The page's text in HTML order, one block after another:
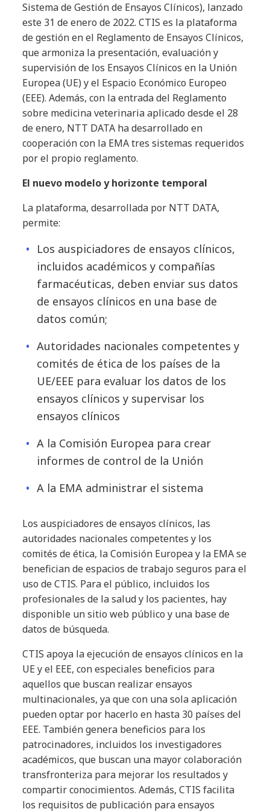
Sistema de Gestión de Ensayos Clínicos), lanzado
este 31 de enero de 2022. CTIS es la plataforma
de gestión en el Reglamento de Ensayos Clínicos,
que armoniza la presentación, evaluación y
supervisión de los Ensayos Clínicos en la Unión
Europea (UE) y el Espacio Económico Europeo
(EEE). Además, con la entrada del Reglamento
sobre medicina veterinaria aplicado desde el 28
de enero, NTT DATA ha desarrollado en
cooperación con la EMA tres sistemas requeridos
por el propio reglamento.
El nuevo modelo y horizonte temporal
La plataforma, desarrollada por NTT DATA,
permite:
Los auspiciadores de ensayos clínicos,
incluidos académicos y compañías
farmacéuticas, deben enviar sus datos
de ensayos clínicos en una base de
datos común;
Autoridades nacionales competentes y
comités de ética de los países de la
UE/EEE para evaluar los datos de los
ensayos clínicos y supervisar los
ensayos clínicos
A la Comisión Europea para crear
informes de control de la Unión
A la EMA administrar el sistema
Los auspiciadores de ensayos clínicos, las
autoridades nacionales competentes y los
comités de ética, la Comisión Europea y la EMA se
benefician de espacios de trabajo seguros para el
uso de CTIS. Para el público, incluidos los
profesionales de la salud y los pacientes, hay
disponible un sitio web público y una base de
datos de búsqueda.
CTIS apoya la ejecución de ensayos clínicos en la
UE y el EEE, con especiales beneficios para
aquellos que buscan realizar ensayos
multinacionales, ya que con una sola aplicación
pueden optar por hacerlo en hasta 30 países del
EEE. También genera beneficios para los
patrocinadores, incluidos los investigadores
académicos, que buscan una mayor colaboración
transfronteriza para mejorar los resultados y
compartir conocimientos. Además, CTIS facilita
los requisitos de publicación para ensayos